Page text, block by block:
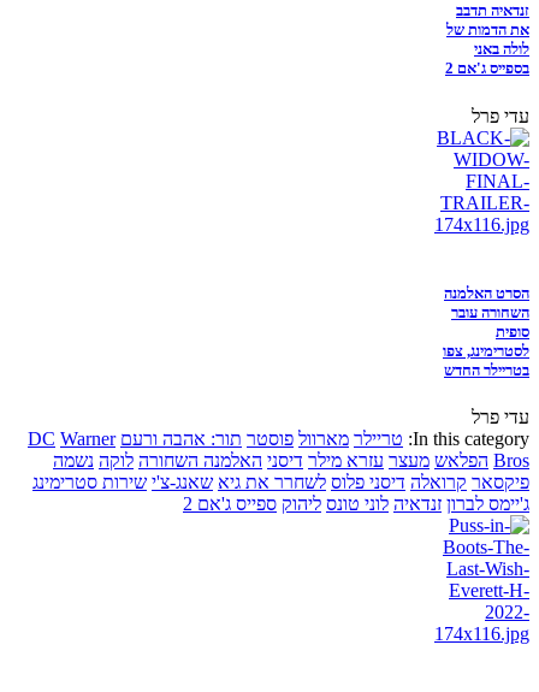
זנדאיה תדבב
את הדמות של
לולה באני
בספייס ג'אם 2
עדי פרל
הסרט האלמנה
השחורה עובר
סופית
לסטרימינג, צפו
בטריילר החדש
עדי פרל
In this category: טריילר מארוול פוסטר תור: אהבה ורעם DC Warner
Bros הפלאש מעצר עזרא מילר דיסני האלמנה השחורה לוקה נשמה
פיקסאר קרואלה דיסני פלוס לשחרר את גיא שאנג-צ'י שירות סטרימינג
ג'יימס לברון זנדאיה לוני טונס ליהוק ספייס ג'אם 2